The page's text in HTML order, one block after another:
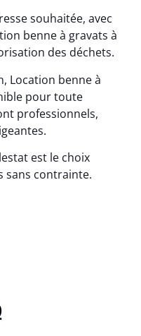
souhaitée, avec
benne à gravats à
des déchets.
Location benne à
pour toute
professionnels,
est le choix
sans contrainte.